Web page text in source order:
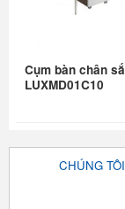
Cụm bàn chân
LUXMD01C10
CHÚNG